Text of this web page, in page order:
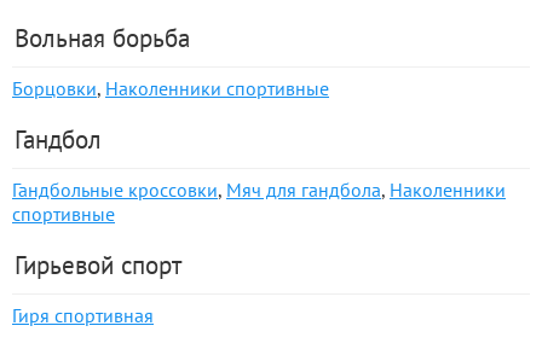
Вольная борьба
Борцовки, Наколенники спортивные
Гандбол
Гандбольные кроссовки, Мяч для гандбола, Наколенники
спортивные
Гирьевой спорт
Гиря спортивная